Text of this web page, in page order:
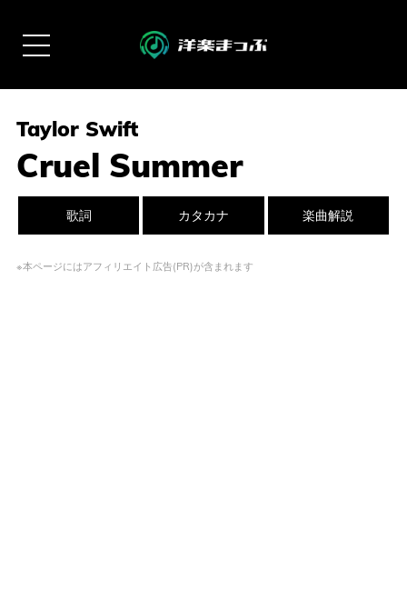
Taylor Swift
Cruel Summer
歌詞 カタカナ 楽曲解説
※本ページにはアフィリエイト広告(PR)が含まれます